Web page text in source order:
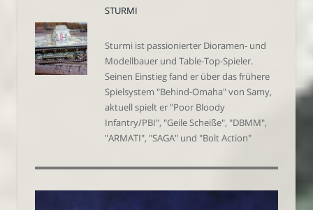
STURMI
Sturmi ist passionierter Dioramen- und
Modellbauer und Table-Top-Spieler.
Seinen Einstieg fand er über das frühere
Spielsystem "Behind-Omaha" von Samy,
aktuell spielt er "Poor Bloody
Infantry/PBI", "Geile Scheiße", "DBMM",
"ARMATI", "SAGA" und "Bolt Action"